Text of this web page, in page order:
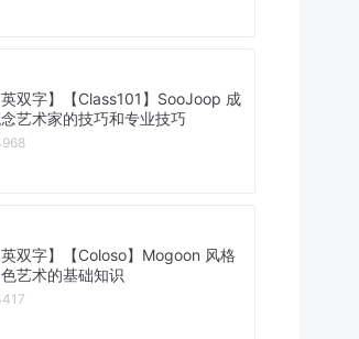
英双字】【Class101】SooJoop 成
艺术家的技巧和专业技巧
英双字】【Coloso】Mogoon 风格
艺术的基础知识